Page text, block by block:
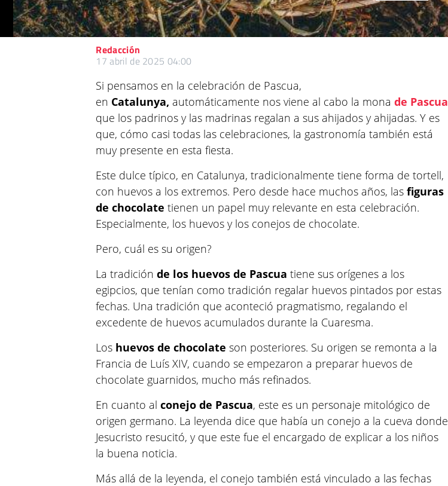
Redacción
17 abril de 2025 04:00
Si pensamos en la celebración de Pascua,
en Catalunya, automáticamente nos viene al cabo la monade Pascua
que los padrinos y las madrinas regalan a sus ahijados y ahijadas. Y es
que, cómo casi todas las celebraciones, la gastronomía también está
muy presente en esta fiesta.
Este dulce típico, en Catalunya, tradicionalmente tiene forma de tortell,
con huevos a los extremos. Pero desde hace muchos años, las figuras
de chocolate tienen un papel muy relevante en esta celebración.
Especialmente, los huevos y los conejos de chocolate.
Pero, cuál es su origen?
La tradiciónde los huevos de Pascua tiene sus orígenes a los
egipcios, que tenían como tradición regalar huevos pintados por estas
fechas. Una tradición que aconteció pragmatismo, regalando el
excedente de huevos acumulados durante la Cuaresma.
Los huevos de chocolate son posteriores. Su origen se remonta a la
Francia de Luís XIV, cuando se empezaron a preparar huevos de
chocolate guarnidos, mucho más refinados.
En cuanto alconejo de Pascua, este es un personaje mitológico de
origen germano. La leyenda dice que había un conejo a la cueva donde
Jesucristo resucitó, y que este fue el encargado de explicar a los niños
la buena noticia.
Más allá de la leyenda, el conejo también está vinculado a las fechas